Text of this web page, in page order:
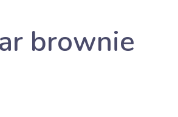
brownie